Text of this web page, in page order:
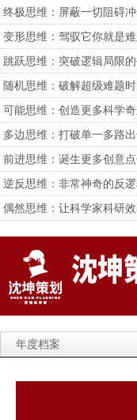
终极思维：屏蔽一切阻碍
变形思维：驾驭它你就是
跳跃思维：突破逻辑局限
随机思维：破解超级难题
可能思维：创造更多科学
多边思维：打破单一多路
前进思维：诞生更多创意
逆反思维：非常神奇的反
偶然思维：让科学家科研
年度档案